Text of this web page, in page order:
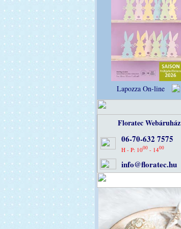
Lapozza On-line
Floratec Webáruház
06-70-632 7575
H - P: 1000 - 1400
info@floratec.hu